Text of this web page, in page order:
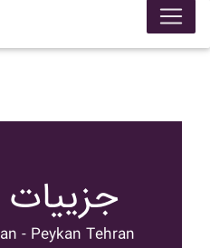
- Peykan Tehran